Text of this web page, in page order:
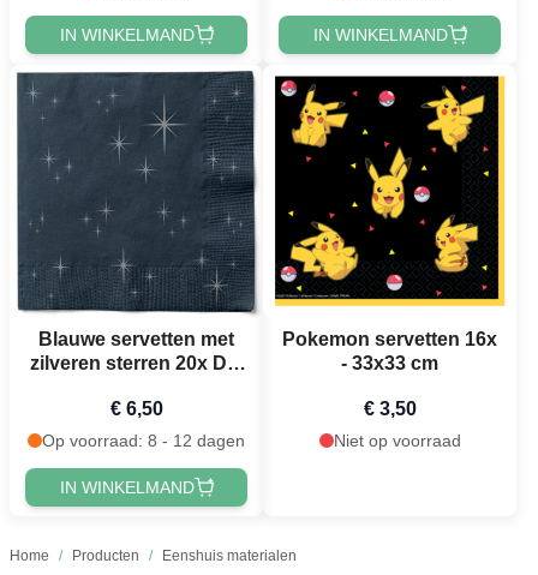
Home / Producten / Eenshuis materialen
IN WINKELMAND IN WINKELMAND
Blauwe servetten met
zilveren sterren 20x Det
cm
€ 6,50
Op voorraad: 8 - 12 dagen
IN WINKELMAND
Pokemon servetten 16x
- 33x33 cm
€ 3,50
Niet op voorraad